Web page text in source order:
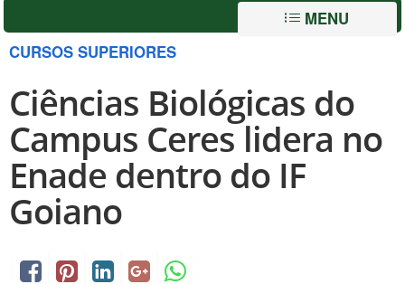
MENU
CURSOS SUPERIORES
Ciências Biológicas do
Campus Ceres lidera no
Enade dentro do IF
Goiano